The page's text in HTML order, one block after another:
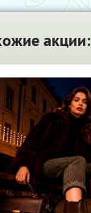
акции: